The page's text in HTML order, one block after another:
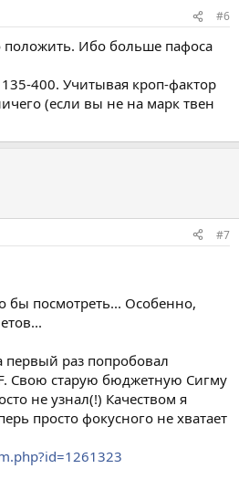
#6
положить. Ибо больше пафоса
400. Учитывая кроп-фактор
(если вы не на марк твен
#7
бы посмотреть... Особенно,
первый раз попробовал
Свою старую бюджетную Сигму
не узнал(!) Качеством я
просто фокусного не хватает